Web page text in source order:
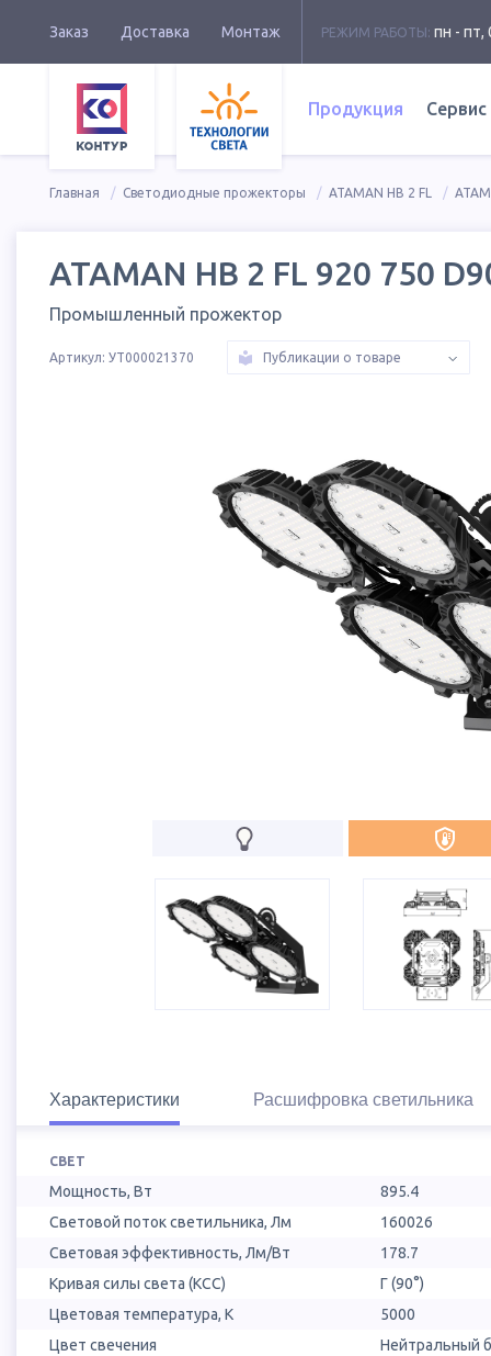
Заказ Доставка Монтаж РЕЖИМ РАБОТЫ: пн - пт,
Продукция Сервис
Главная Светодиодные прожекторы ATAMAN HB 2 FL
ATAMAN HB 2 FL 920 750
Промышленный прожектор
Артикул: УТ000021370 Публикации о товаре
Характеристики Расшифровка светильника
СВЕТ
Мощность, Вт
895.4
Световой поток светильника, Лм
160026
Световая эффективность, Лм/Вт
178.7
Кривая силы света (КСС)
Г (90°)
Цветовая температура, К
5000
Цвет свечения
Нейтральный